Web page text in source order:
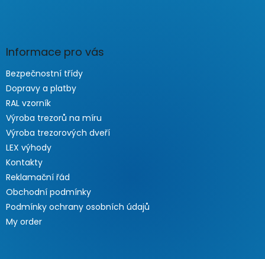
Informace pro vás
Bezpečnostní třídy
Dopravy a platby
RAL vzorník
Výroba trezorů na míru
Výroba trezorových dveří
LEX výhody
Kontakty
Reklamační řád
Obchodní podmínky
Podmínky ochrany osobních údajů
My order